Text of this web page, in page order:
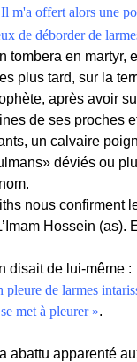
m'a offert alors une
de déborder de
tombera en martyr,
plus tard, sur la
après avoir
de ses proches
un calvaire
déviés ou
nous confirment
Hossein (as).
disait de lui-même :
pleure de larmes
met à pleurer ».
abattu apparenté